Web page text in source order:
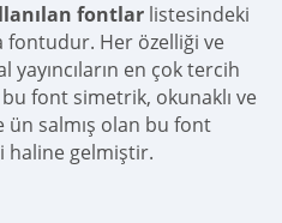
fontlar listesindeki
Her özelliği ve
yayıncıların en çok tercih
font simetrik, okunaklı ve
ün salmış olan bu font
haline gelmiştir.